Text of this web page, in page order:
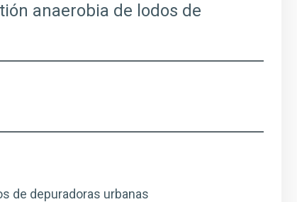
anaerobia de lodos de
de depuradoras urbanas